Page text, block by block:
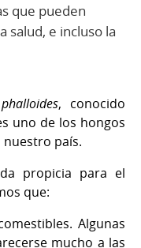
que pueden
salud, e incluso la
, conocido
uno de los hongos
nuestro país.
propicia para el
que:
Algunas
mucho a las